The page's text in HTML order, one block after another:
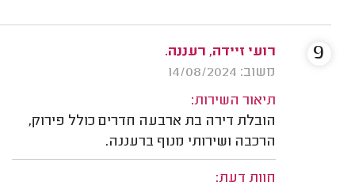
רועי זיידה, רעננה.
משוב: 14/08/2024
תיאור השירות:
הובלת דירה בת ארבעה חדרים כולל פירוק,
הרכבה ושירותי מנוף ברעננה.
חוות דעת:
9